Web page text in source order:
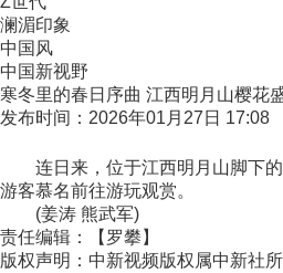
澜湄印象
中国风
中国新视野
寒冬里的春日序曲 江西明月山樱花
发布时间：2026年01月27日
连日来，位于江西明月山脚下的
游客慕名前往游玩观赏。
(姜涛 熊武军)
责任编辑：【罗攀】
版权声明：中新视频版权属中新社